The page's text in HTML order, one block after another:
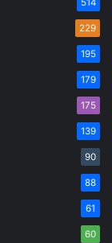
229
195
179
175
139
90
88
61
60